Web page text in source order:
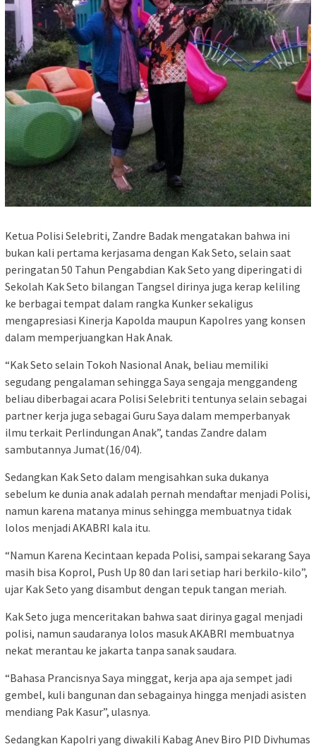
Ketua Polisi Selebriti, Zandre Badak mengatakan bahwa ini
bukan kali pertama kerjasama dengan Kak Seto, selain saat
peringatan 50 Tahun Pengabdian Kak Seto yang diperingati di
Sekolah Kak Seto bilangan Tangsel dirinya juga kerap keliling
ke berbagai tempat dalam rangka Kunker sekaligus
mengapresiasi Kinerja Kapolda maupun Kapolres yang konsen
dalam memperjuangkan Hak Anak.
“Kak Seto selain Tokoh Nasional Anak, beliau memiliki
segudang pengalaman sehingga Saya sengaja menggandeng
beliau diberbagai acara Polisi Selebriti tentunya selain sebagai
partner kerja juga sebagai Guru Saya dalam memperbanyak
ilmu terkait Perlindungan Anak”, tandas Zandre dalam
sambutannya Jumat(16/04).
Sedangkan Kak Seto dalam mengisahkan suka dukanya
sebelum ke dunia anak adalah pernah mendaftar menjadi Polisi,
namun karena matanya minus sehingga membuatnya tidak
lolos menjadi AKABRI kala itu.
“Namun Karena Kecintaan kepada Polisi, sampai sekarang Saya
masih bisa Koprol, Push Up 80 dan lari setiap hari berkilo-kilo”,
ujar Kak Seto yang disambut dengan tepuk tangan meriah.
Kak Seto juga menceritakan bahwa saat dirinya gagal menjadi
polisi, namun saudaranya lolos masuk AKABRI membuatnya
nekat merantau ke jakarta tanpa sanak saudara.
“Bahasa Prancisnya Saya minggat, kerja apa aja sempet jadi
gembel, kuli bangunan dan sebagainya hingga menjadi asisten
mendiang Pak Kasur”, ulasnya.
Sedangkan Kapolri yang diwakili Kabag Anev Biro PID Divhumas